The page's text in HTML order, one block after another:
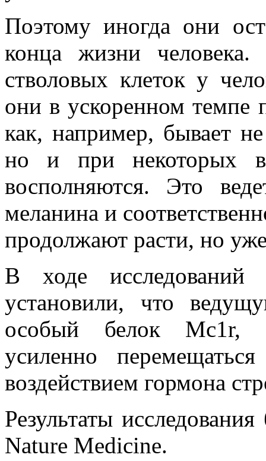
Поэтому иногда они
конца жизни
стволовых клеток у
они в ускоренном темпе
как, например, бывает
но и при некоторых
восполняются. Это
меланина и
продолжают расти, но
В ходе исследований
установили, что
особый белок Mc1r,
усиленно
воздействием гормона
Результаты
Nature Medicine.